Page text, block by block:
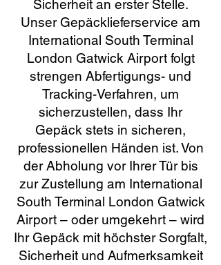
Sicherheit an erster Stelle.
Unser Gepäcklieferservice am
International South Terminal
London Gatwick Airport folgt
strengen Abfertigungs- und
Tracking-Verfahren, um
sicherzustellen, dass Ihr
Gepäck stets in sicheren,
professionellen Händen ist. Von
der Abholung vor Ihrer Tür bis
zur Zustellung am International
South Terminal London Gatwick
Airport – oder umgekehrt – wird
Ihr Gepäck mit höchster Sorgfalt,
Sicherheit und Aufmerksamkeit